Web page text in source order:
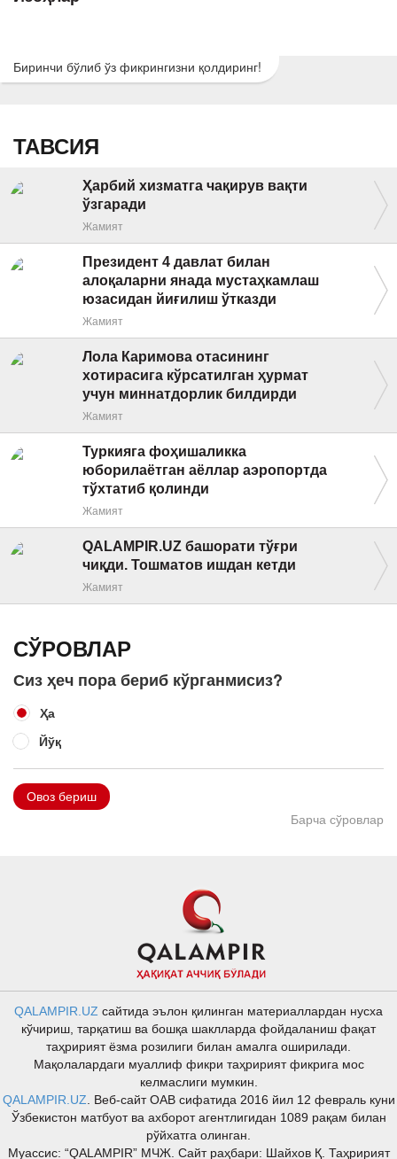
Биринчи бўлиб ўз фикрингизни қолдиринг!
ТАВСИЯ
Ҳарбий хизматга чақирув вақти
ўзгаради
Жамият
Президент 4 давлат билан
алоқаларни янада мустаҳкамлаш
юзасидан йиғилиш ўтказди
Жамият
Лола Каримова отасининг
хотирасига кўрсатилган ҳурмат
учун миннатдорлик билдирди
Жамият
Туркияга фоҳишаликка
юборилаётган аёллар аэропортда
тўхтатиб қолинди
Жамият
QALAMPIR.UZ башорати тўғри
чиқди. Тошматов ишдан кетди
Жамият
СЎРОВЛАР
Сиз ҳеч пора бериб кўрганмисиз?
Ҳа
Йўқ
Овоз бериш
Барча сўровлар
QALAMPIR.UZ сайтида эълон қилинган материаллардан нусха
кўчириш, тарқатиш ва бошқа шаклларда фойдаланиш фақат
таҳририят ёзма розилиги билан амалга оширилади.
Мақолалардаги муаллиф фикри таҳририят фикрига мос
келмаслиги мумкин.
QALAMPIR.UZ . Веб-сайт ОАВ сифатида 2016 йил 12 февраль куни
Ўзбекистон матбуот ва ахборот агентлигидан 1089 рақам билан
рўйхатга олинган.
Муассис: “QALAMPIR” МЧЖ. Сайт раҳбари: Шайхов Қ. Таҳририят